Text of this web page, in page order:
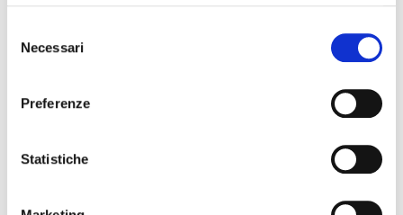
delNecessari
Preferenze
Statistiche
DEL 6° GIORNO
Chianalea, antico borgo marinaro. Tempo per lo